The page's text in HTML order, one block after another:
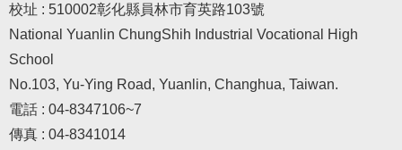
校址 : 510002彰化縣員林市育英路103號
National Yuanlin ChungShih Industrial Vocational High
School
No.103, Yu-Ying Road, Yuanlin, Changhua, Taiwan.
電話 : 04-8347106~7
傳真 : 04-8341014